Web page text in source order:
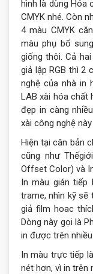
hình là dùng Hóa
CMYKnhé. Còn
4 màu CMYK
màu phụ bổ
giống thôi. Cả
giả lập RGB thì 2
nghệ của nhà in
LAB xài hóa chất
đẹp in càng
xài công nghệ
Hiện tại căn bản
cũng như
Offset Color) và
In màu gián
trame, nhìn kỹ sẽ
giả film hoac
Dòng này gọi là
in được trên
In màu trực tiếp
nét hơn, vì in